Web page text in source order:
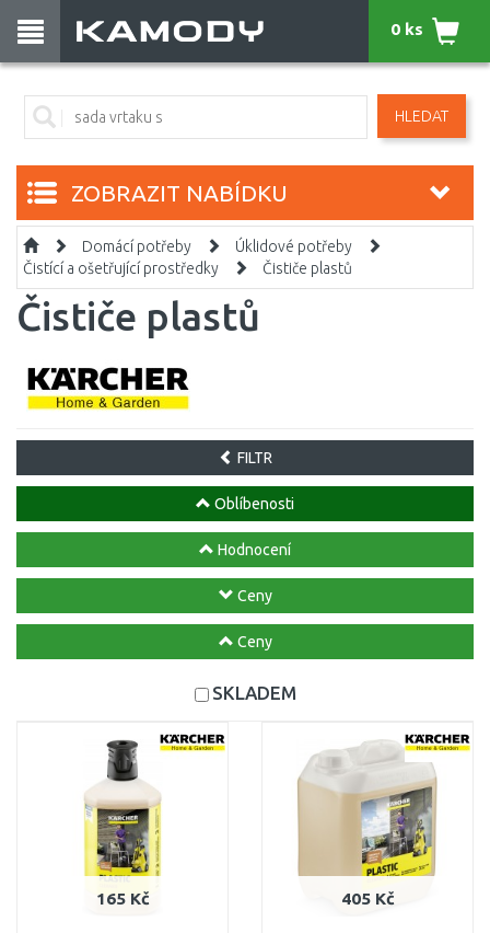
HLEDAT
0 ks
ZOBRAZIT NABÍDKU
Domácí potřeby
Úklidové potřeby
Čistící a ošetřující prostředky
Čističe plastů
Čističe plastů
FILTR
Oblíbenosti
Hodnocení
Ceny
Ceny
SKLADEM
165 Kč 405 Kč